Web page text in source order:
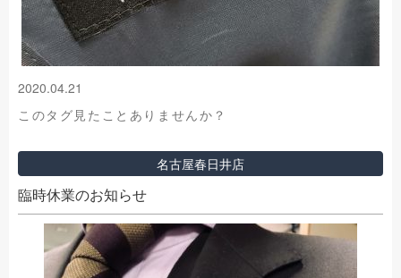
2020.04.21
このタグ見たことありませんか？
名古屋春日井店
臨時休業のお知らせ